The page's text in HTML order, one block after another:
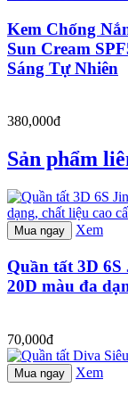
Kem Chống
Sun Cream
Sáng Tự Nhiên
380,000đ
Sản phẩm
Mua ngay Xem
Quần tất 3D
20D màu đa
70,000đ
Mua ngay Xem